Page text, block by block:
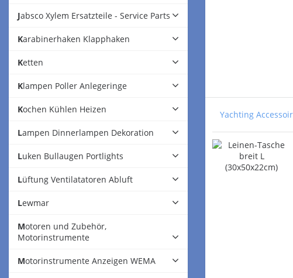
Jabsco Xylem Ersatzteile - Service Parts
Karabinerhaken Klapphaken
Ketten
Klampen Poller Anlegeringe
Kochen Kühlen Heizen
Lampen Dinnerlampen Dekoration
Luken Bullaugen Portlights
Lüftung Ventilatatoren Abluft
Lewmar
Motoren und Zubehör,
Motorinstrumente
Motorinstrumente Anzeigen WEMA
Yachting